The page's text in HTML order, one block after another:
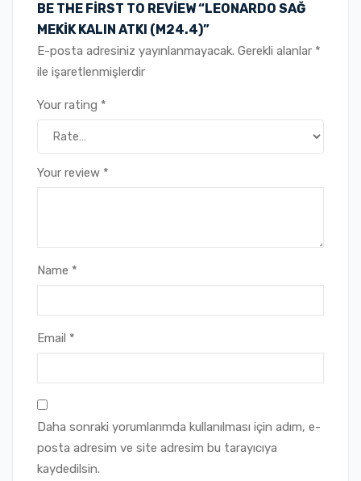
BE THE FIRST TO REVIEW “LEONARDO SAĞ
MEKİK KALIN ATKI (M24.4)”
E-posta adresiniz yayınlanmayacak. Gerekli alanlar *
ile işaretlenmişlerdir
Your rating *
Your review *
Name *
Email *
Daha sonraki yorumlarımda kullanılması için adım, e-
posta adresim ve site adresim bu tarayıcıya
kaydedilsin.